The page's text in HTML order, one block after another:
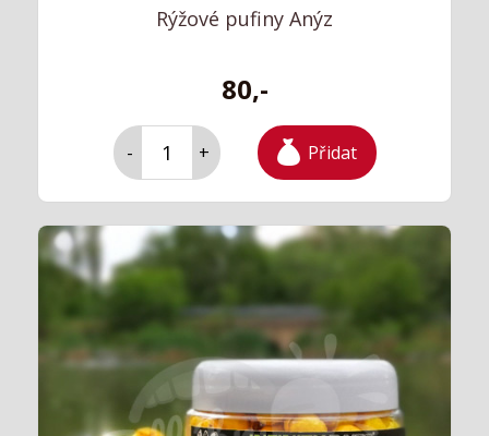
Rýžové pufiny Anýz
80,-
- + Přidat